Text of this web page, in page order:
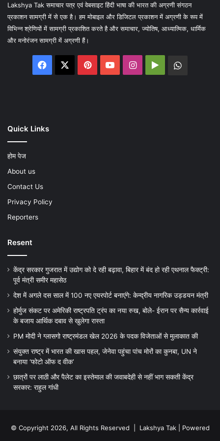
Lakshya Tak समाचार पत्र एवं वेबसाइट हिंदी भाषा की भारत की अग्रणी संगठन
प्रकाशन सामग्री में से एक है। हम मोबाइल और डिजिटल प्रकाशन में अग्रणी के रूप में
विभिन्न श्रेणियों में सामग्री प्रकाशित करते है और समाचार, ज्योतिष, आध्यात्मिक, धार्मिक
और मनोरंजन सामग्री में अग्रणी हैं।
Facebook PinterestYouTubeInstagram
Google
Quick Links
होम पेज
About us
Contact Us
Privacy Policy
Reporters
Resent
केंद्र सरकार गुजरात में उद्योग को दे रही बढ़ावा, बिहार में बंद हो रही एथनाल फैक्ट्री:
पूर्व मंत्री समीर महासेठ
देश में अगले दस साल में 100 नए एयरपोर्ट बनाएंगे: केन्द्रीय नागरिक उड्डयन मंत्री
होर्मुज संकट पर अमेरिकी राष्ट्रपति ट्रंप का नया रुख, बोले- ईरान पर सैन्य कार्रवाई
के बजाय आर्थिक दबाव से खुलेगा रास्ता
PM मोदी ने ग्लासगो राष्ट्रमंडल खेल 2026 के पदक विजेताओं से मुलाकात की
संयुक्त राष्ट्र में भारत की खास पहल, जेनेवा पहुंचा पांच मोरों का कुनबा, UN ने
बनाया ‘फोटो ऑफ द वीक’
छात्रों पर लाठी और पैलेट का इस्तेमाल की जवाबदेही से नहीं भाग सकती केंद्र
सरकार: राहुल गांधी
© Copyright 2026, All Rights Reserved | Lakshya Tak| Powered